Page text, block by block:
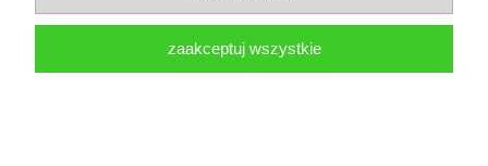
O nas
zaakceptuj wszystkie